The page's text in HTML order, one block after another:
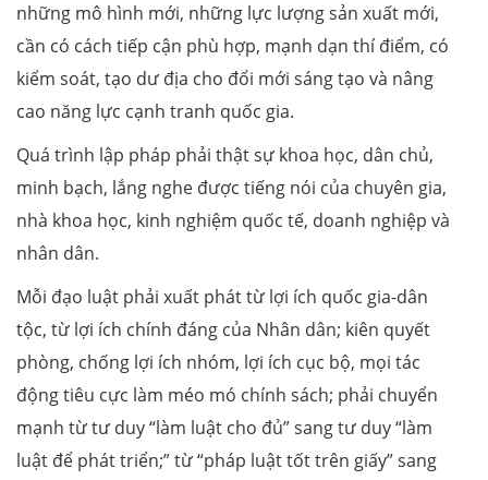
những mô hình mới, những lực lượng sản xuất mới,
cần có cách tiếp cận phù hợp, mạnh dạn thí điểm, có
kiểm soát, tạo dư địa cho đổi mới sáng tạo và nâng
cao năng lực cạnh tranh quốc gia.
Quá trình lập pháp phải thật sự khoa học, dân chủ,
minh bạch, lắng nghe được tiếng nói của chuyên gia,
nhà khoa học, kinh nghiệm quốc tế, doanh nghiệp và
nhân dân.
Mỗi đạo luật phải xuất phát từ lợi ích quốc gia-dân
tộc, từ lợi ích chính đáng của Nhân dân; kiên quyết
phòng, chống lợi ích nhóm, lợi ích cục bộ, mọi tác
động tiêu cực làm méo mó chính sách; phải chuyển
mạnh từ tư duy “làm luật cho đủ” sang tư duy “làm
luật để phát triển;” từ “pháp luật tốt trên giấy” sang